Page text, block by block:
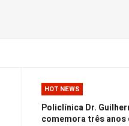
HOT NEWS
Policlínica Dr.
comemora três anos